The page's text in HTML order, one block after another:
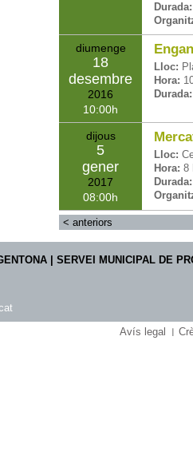
Durada:
diumenge
18
desembre
2016
10:00
Lloc:
Hora:
Durada:
dijous
5
gener
2017
08:00
Lloc:
Hora: 8
Durada:
< anteriors
| SERVEI MUNICIPAL DE
Avís legal